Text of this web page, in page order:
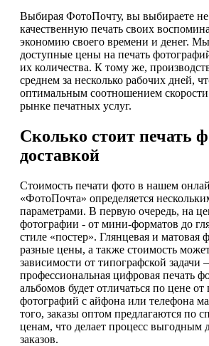
Выбирая ФотоПочту, вы выбираете не
качественную печать своих
экономию своего времени и денег.
доступные цены на печать
их количества. К тому же,
среднем за несколько рабочих дней,
оптимальным соотношением скорости
рынке печатных услуг.
Сколько стоит печать
доставкой
Стоимость печати фото в нашем
«ФотоПочта» определяется
параметрами. В первую очередь, на
фотографии - от мини-форматов до
стиле «постер». Глянцевая и матовая
разные цены, а также стоимость
зависимости от типографской задачи –
профессиональная цифровая печать
альбомов будет отличаться по цене
фотографий с айфона или телефона
того, заказы оптом предлагаются по
ценам, что делает процесс выгодным
заказов.